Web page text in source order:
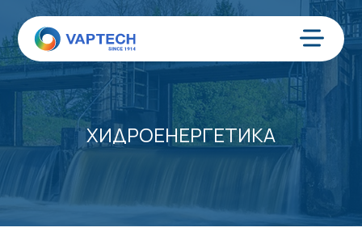
Преминаване
към
съдържанието
Меню
ХИДРОЕНЕРГЕТИКА